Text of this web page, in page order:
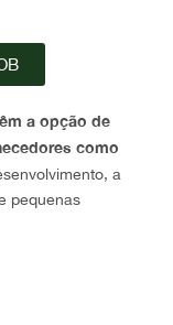
a opção de
como
a
pequenas